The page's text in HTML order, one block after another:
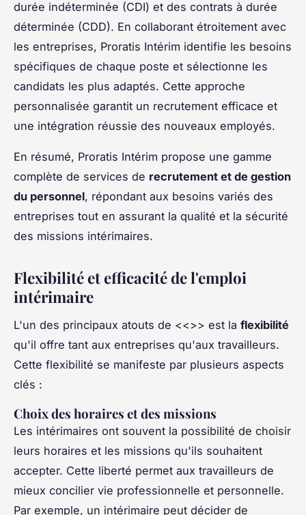
durée indéterminée (CDI) et des contrats à durée
déterminée (CDD). En collaborant étroitement avec
les entreprises, Proratis Intérim identifie les besoins
spécifiques de chaque poste et sélectionne les
candidats les plus adaptés. Cette approche
personnalisée garantit un recrutement efficace et
une intégration réussie des nouveaux employés.
En résumé, Proratis Intérim propose une gamme
complète de services de recrutement et de gestion
du personnel, répondant aux besoins variés des
entreprises tout en assurant la qualité et la sécurité
des missions intérimaires.
Flexibilité et efficacité de l'emploi
intérimaire
L'un des principaux atouts de << >> est la flexibilité
qu'il offre tant aux entreprises qu'aux travailleurs.
Cette flexibilité se manifeste par plusieurs aspects
clés :
Choix des horaires et des missions
Les intérimaires ont souvent la possibilité de choisir
leurs horaires et les missions qu'ils souhaitent
accepter. Cette liberté permet aux travailleurs de
mieux concilier vie professionnelle et personnelle.
Par exemple, un intérimaire peut décider de